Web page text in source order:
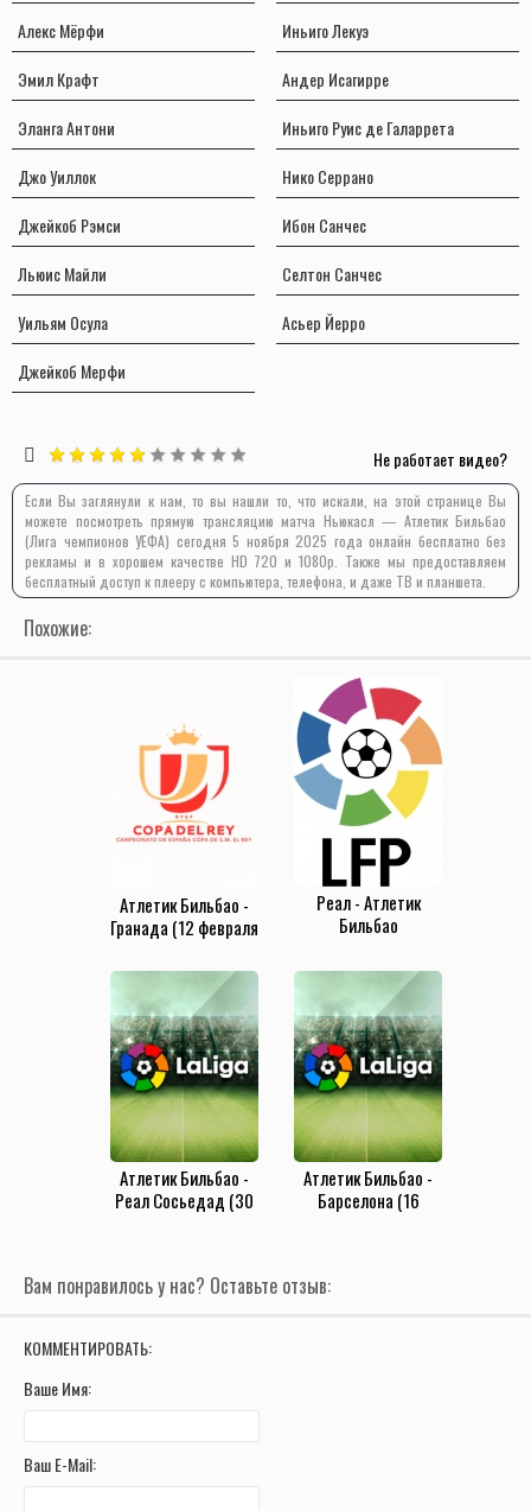
Алекс Мёрфи
Эмил Крафт
Эланга Антони
Джо Уиллок
Джейкоб Рэмси
Льюис Майли
Уильям Осула
Джейкоб Мерфи
Иньиго Лекуэ
Андер Исагирре
Иньиго Руис де Галаррета
Нико Серрано
Ибон Санчес
Селтон Санчес
Асьер Йерро
Не работает видео?
Если Вы заглянули к нам, то вы нашли то, что искали, на этой странице Вы
можете посмотреть прямую трансляцию матча Ньюкасл — Атлетик Бильбао
(Лига чемпионов УЕФА) сегодня 5 ноября 2025 года онлайн бесплатно без
рекламы и в хорошем качестве HD 720 и 1080p. Также мы предоставляем
бесплатный доступ к плееру с компьютера, телефона, и даже ТВ и планшета.
Похожие:
Атлетик Бильбао -
Гранада (12 февраля
Реал - Атлетик
Бильбао
Атлетик Бильбао -
Реал Сосьедад (30
Атлетик Бильбао -
Барселона (16
Вам понравилось у нас? Оставьте отзыв:
КОММЕНТИРОВАТЬ:
Ваше Имя:
Ваш E-Mail: